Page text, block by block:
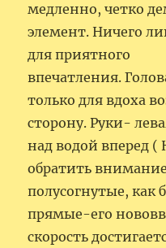
медленно, четко
элемент. Ничего
для приятного
впечатления.
только для вдоха
сторону. Руки-
над водой вперед (
обратить
полусогнутые, как
прямые-его
скорость